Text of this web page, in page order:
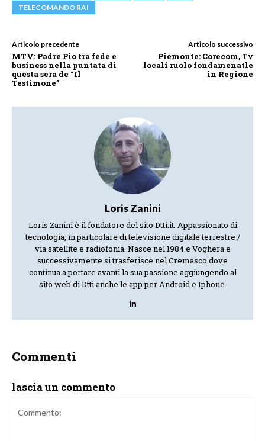
TELECOMANDO RAI
Articolo precedente
MTV: Padre Pio tra fede e
business nella puntata di
questa sera de “Il
Testimone”
Articolo successivo
Piemonte: Corecom, Tv
locali ruolo fondamenatle
in Regione
Loris Zanini
Loris Zanini è il fondatore del sito Dtti.it. Appassionato di
tecnologia, in particolare di televisione digitale terrestre /
via satellite e radiofonia. Nasce nel 1984 e Voghera e
successivamente si trasferisce nel Cremasco dove
continua a portare avanti la sua passione aggiungendo al
sito web di Dtti anche le app per Android e Iphone.
Commenti
lascia un commento